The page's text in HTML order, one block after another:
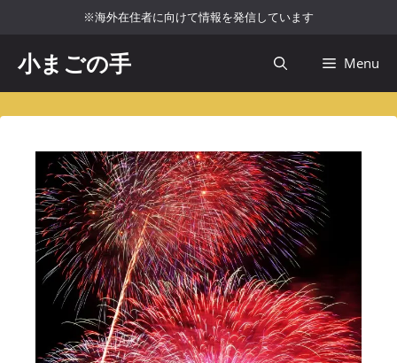
ツ
へ
※海外在住者に向けて情報を発信しています
小まごの手 Menu